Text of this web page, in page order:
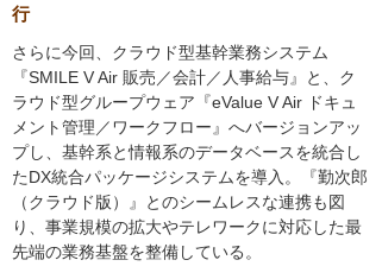
行
さらに今回、クラウド型基幹業務システム
『SMILE V Air 販売／会計／人事給与』と、ク
ラウド型グループウェア『eValue V Air ドキュ
メント管理／ワークフロー』へバージョンアッ
プし、基幹系と情報系のデータベースを統合し
たDX統合パッケージシステムを導入。『勤次郎
（クラウド版）』とのシームレスな連携も図
り、事業規模の拡大やテレワークに対応した最
先端の業務基盤を整備している。